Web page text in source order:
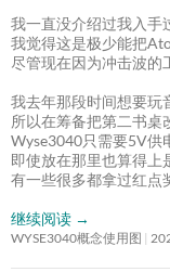
我一直没介绍过我入手
我觉得这是极少能把
尽管现在因为冲击波的
我去年那段时间想要玩
所以在筹备把第二书桌
Wyse3040只需要5V供
即使放在那里也算得上
有一些很多都拿过红点
继续阅读 →
WYSE3040概念使用图